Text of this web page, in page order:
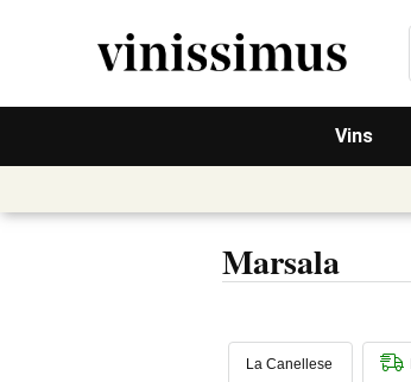
Vins
Marsala
La Canellese